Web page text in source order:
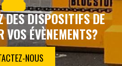
DES DISPOSITIFS DE
VOS ÉVÈNEMENTS?
NOUS